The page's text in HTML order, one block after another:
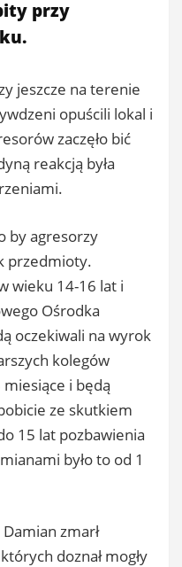
przy
jeszcze na terenie
opuścili lokal i
zaczęło bić
reakcją była
by agresorzy
przedmioty.
wieku 14-16 lat i
Ośrodka
oczekiwali na wyrok
kolegów
miesiące i będą
ze skutkiem
15 lat pozbawienia
było to od 1
zmarł
doznał mogły